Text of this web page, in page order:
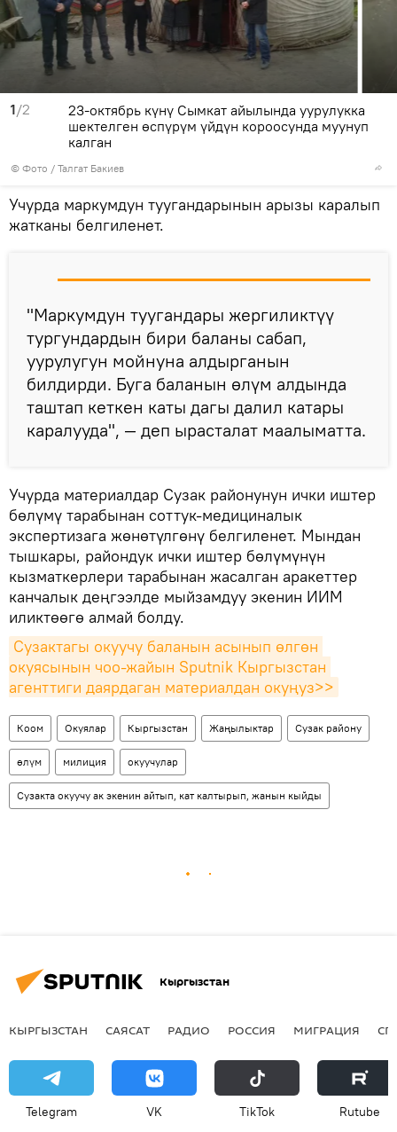
1/2
© Фото / Талгат Бакиев
23-октябрь күнү Сымкат айылында уурулукка
шектелген өспүрүм үйдүн короосунда муунуп
калган
Учурда маркумдун туугандарынын арызы каралып
жатканы белгиленет.
"Маркумдун туугандары жергиликтүү
тургундардын бири баланы сабап,
уурулугун мойнуна алдырганын
билдирди. Буга баланын өлүм алдында
таштап кеткен каты дагы далил катары
каралууда", — деп ырасталат маалыматта.
Учурда материалдар Сузак районунун ички иштер
бөлүмү тарабынан соттук-медициналык
экспертизага жөнөтүлгөнү белгиленет. Мындан
тышкары, райондук ички иштер бөлүмүнүн
кызматкерлери тарабынан жасалган аракеттер
канчалык деңгээлде мыйзамдуу экенин ИИМ
иликтөөгө алмай болду.
Сузактагы окуучу баланын асынып өлгөн
окуясынын чоо-жайын Sputnik Кыргызстан
агенттиги даярдаган материалдан окуңуз>>
Коом Окуялар Кыргызстан Жаңылыктар Сузак району
өлүм милиция окуучулар
Сузакта окуучу ак экенин айтып, кат калтырып, жанын кыйды
Кыргызстан
КЫРГЫЗСТАН САЯСАТ РАДИО РОССИЯ МИГРАЦИЯ
Telegram VK ТikТоk Rutube